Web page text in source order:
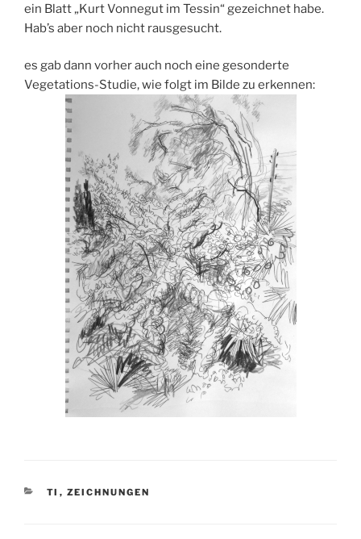
ein Blatt „Kurt Vonnegut im Tessin“ gezeichnet habe.
Hab’s aber noch nicht rausgesucht.
es gab dann vorher auch noch eine gesonderte
Vegetations-Studie, wie folgt im Bilde zu erkennen:
KATEGORIEN
TI , ZEICHNUNGEN